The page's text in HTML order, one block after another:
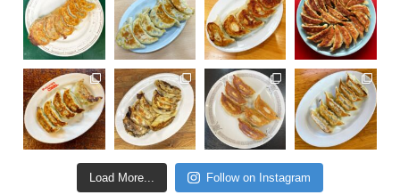
Load More... Follow on Instagram